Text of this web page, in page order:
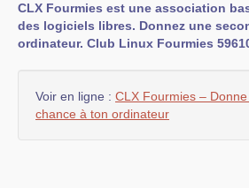
CLX Fourmies est une association
des logiciels libres. Donnez une
ordinateur. Club Linux Fourmies
Voir en ligne : CLX Fourmies –
chance à ton ordinateur